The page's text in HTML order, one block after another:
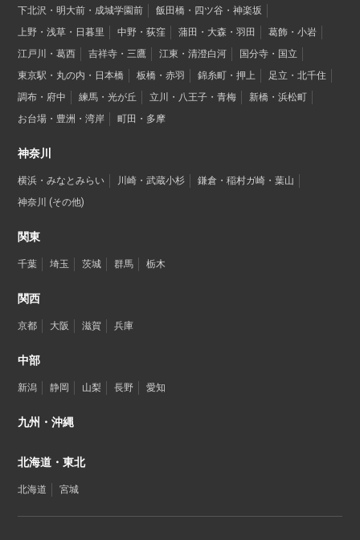
下北沢・明大前・成城学園前
飯田橋・四ツ谷・神楽坂
上野・浅草・日暮里
中野・荻窪 蒲田・大森・羽田
葛飾・小岩
江戸川・葛西
吉祥寺・三鷹 江東・清澄白河
国分寺・国立
東京駅・丸の内・日本橋
板橋・赤羽 錦糸町・押上
足立・北千住
調布・府中
練馬・光が丘 立川・八王子・青梅
新橋・浜松町
お台場・豊洲・湾岸
町田・多摩
神奈川
横浜・みなとみらい 川崎・武蔵小杉
鎌倉・稲村ガ崎・葉山
神奈川 (その他)
関東
千葉 埼玉 茨城 群馬 栃木
関西
京都 大阪 滋賀 兵庫
中部
新潟 静岡 山梨 長野 愛知
九州・沖縄
北海道・東北
北海道 宮城